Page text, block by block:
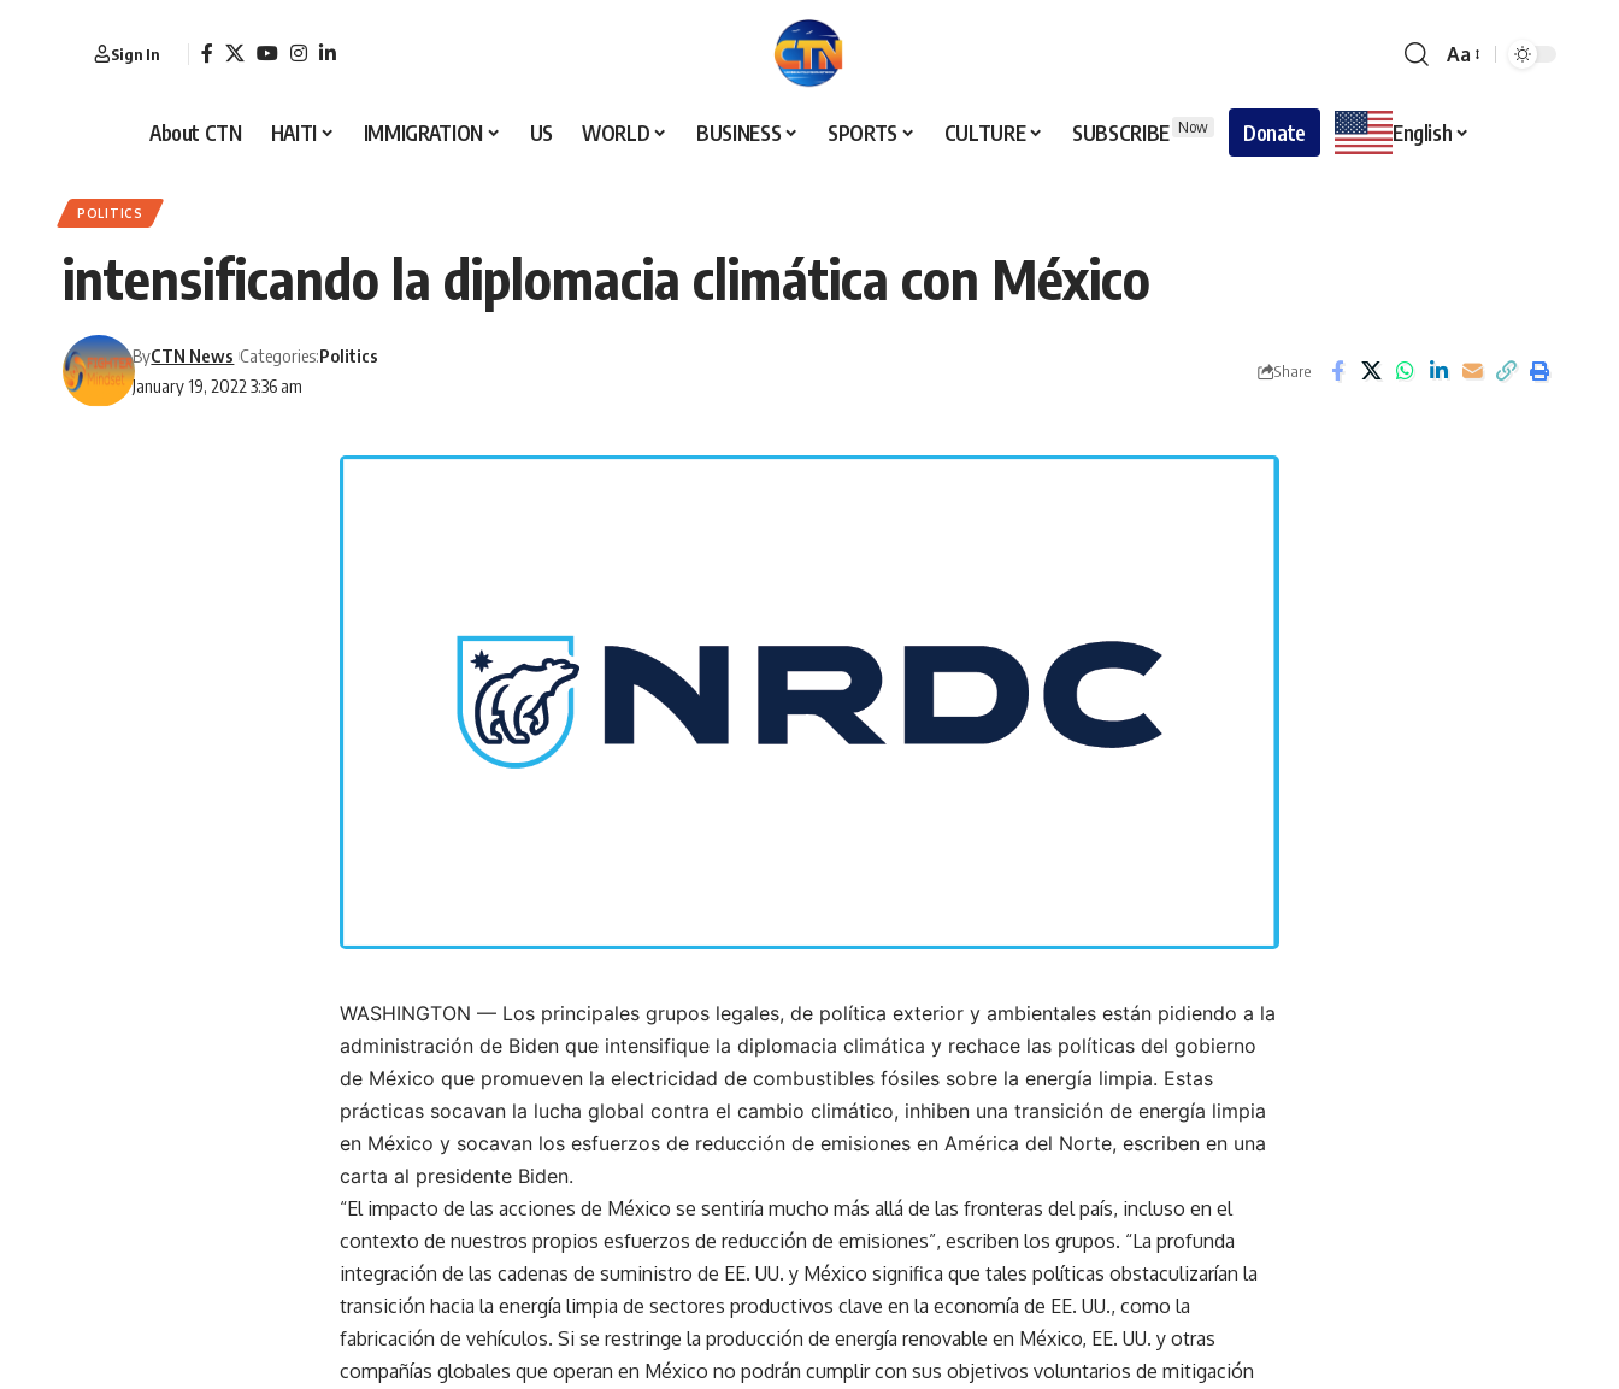
Sign In Aa
About CTN HAITI IMMIGRATION US WORLD BUSINESS SPORTS CULTURE SUBSCRIBE Now Donate English
POLITICS
intensificando la diplomacia climática con México
January 19, 2022 3:36 am
ByCTN News Categories:Politics
Share
WASHINGTON — Los principales grupos legales, de política exterior y ambientales están pidiendo a la
administración de Biden que intensifique la diplomacia climática y rechace las políticas del gobierno
de México que promueven la electricidad de combustibles fósiles sobre la energía limpia. Estas
prácticas socavan la lucha global contra el cambio climático, inhiben una transición de energía limpia
en México y socavan los esfuerzos de reducción de emisiones en América del Norte, escriben en una
carta al presidente Biden.
“El impacto de las acciones de México se sentiría mucho más allá de las fronteras del país, incluso en el
contexto de nuestros propios esfuerzos de reducción de emisiones”, escriben los grupos. “La profunda
integración de las cadenas de suministro de EE. UU. y México significa que tales políticas obstaculizarían la
transición hacia la energía limpia de sectores productivos clave en la economía de EE. UU., como la
fabricación de vehículos. Si se restringe la producción de energía renovable en México, EE. UU. y otras
compañías globales que operan en México no podrán cumplir con sus objetivos voluntarios de mitigación